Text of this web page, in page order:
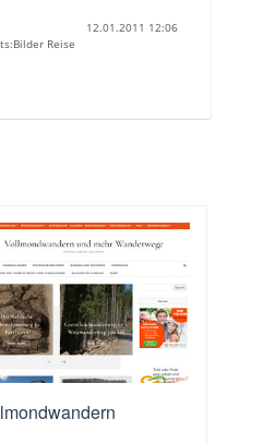
12.01.2011 12:06
Reise